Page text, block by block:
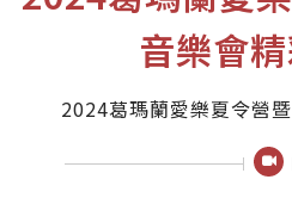
音樂會
2024葛瑪蘭愛樂夏令營